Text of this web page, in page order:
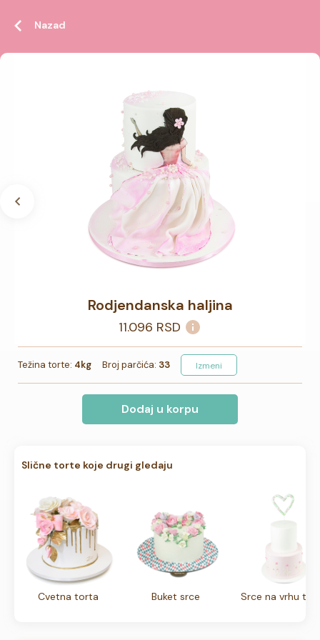
Nazad
Rodjendanska haljina
11.096 RSD
Težina torte: 4kg Broj parčića: 33 Izmeni
Dodaj u korpu
Slične torte koje drugi gledaju
Cvetna torta Buket srce Srce na vrhu